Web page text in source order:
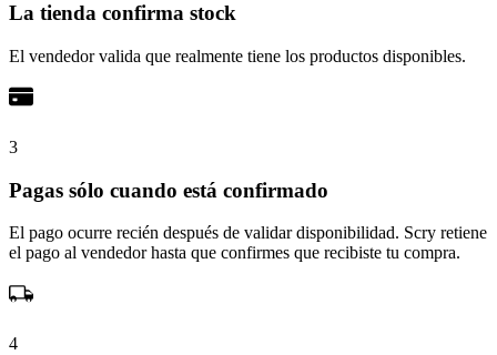
La tienda confirma stock
El vendedor valida que realmente tiene los productos disponibles.
3
Pagas sólo cuando está confirmado
El pago ocurre recién después de validar disponibilidad. Scry retiene
el pago al vendedor hasta que confirmes que recibiste tu compra.
4